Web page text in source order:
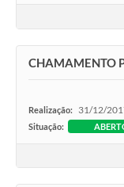
Arquivos para
Notícias
CHAMAMENTO
Realização: 31/12/
Situação: